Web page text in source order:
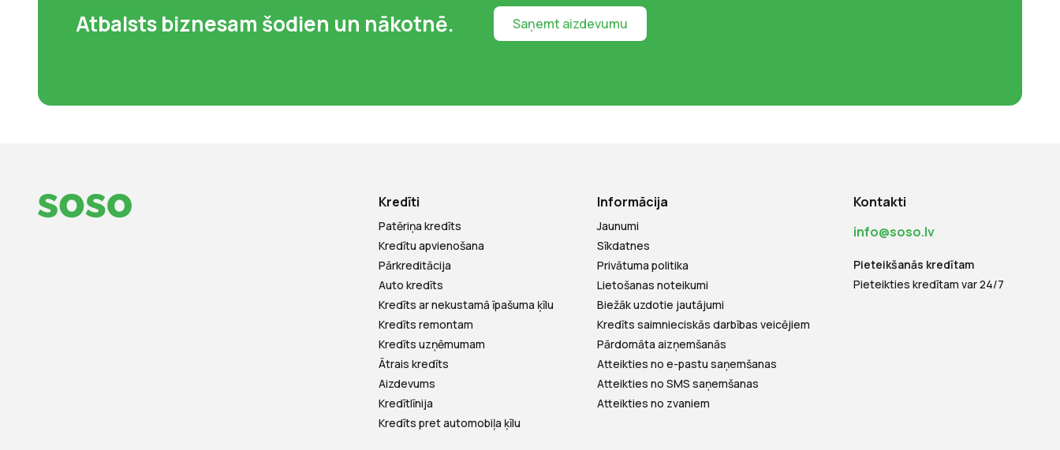
Atbalsts biznesam šodien un nākotnē. Saņemt aizdevumu
Kredīti
Patēriņa kredīts
Kredītu apvienošana
Pārkreditācija
Auto kredīts
Kredīts ar nekustamā īpašuma ķīlu
Kredīts remontam
Kredīts uzņēmumam
Ātrais kredīts
Aizdevums
Kredītlīnija
Kredīts pret automobiļa ķīlu
Informācija
Jaunumi
Sīkdatnes
Privātuma politika
Lietošanas noteikumi
Biežāk uzdotie jautājumi
Kredīts saimnieciskās darbības veicējiem
Pārdomāta aizņemšanās
Atteikties no e-pastu saņemšanas
Atteikties no SMS saņemšanas
Atteikties no zvaniem
Kontakti
info@soso.lv
Pieteikšanās kredītam
Pieteikties kredītam var 24/7